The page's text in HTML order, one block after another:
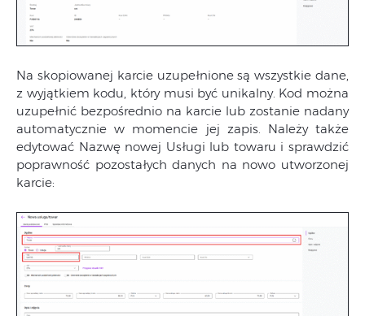
Na skopiowanej karcie uzupełnione są wszystkie dane,
z wyjątkiem kodu, który musi być unikalny. Kod można
uzupełnić bezpośrednio na karcie lub zostanie nadany
automatycznie w momencie jej zapis. Należy także
edytować Nazwę nowej Usługi lub towaru i sprawdzić
poprawność pozostałych danych na nowo utworzonej
karcie: